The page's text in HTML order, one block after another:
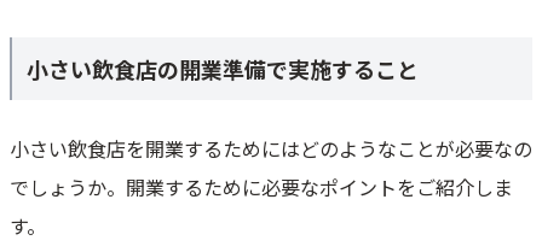
小さい飲食店の開業準備で実施すること
小さい飲食店を開業するためにはどのようなことが必要なの
でしょうか。開業するために必要なポイントをご紹介しま
す。